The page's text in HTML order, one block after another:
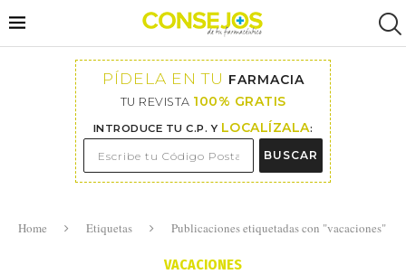
PÍDELA EN TU FARMACIA
TU REVISTA 100% GRATIS
INTRODUCE TU C.P. Y LOCALÍZALA:
BUSCAR
Home Etiquetas Publicaciones etiquetadas con "vacaciones"
VACACIONES